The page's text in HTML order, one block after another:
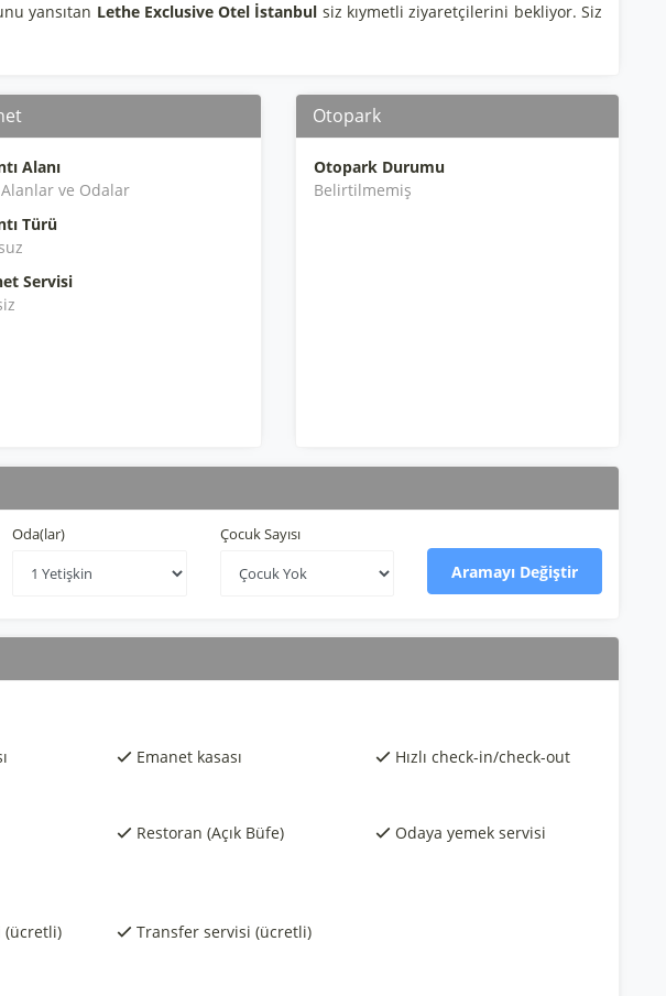
yansıtan Lethe Exclusive Otel İstanbul siz kıymetli ziyaretçilerini bekliyor. Siz
Alanı
ve Odalar
Türü
Servisi
Otopark
Otopark Durumu
Belirtilmemiş
Oda(lar) Çocuk Sayısı
Aramayı Değiştir
Emanet kasası Hızlı check-in/check-out
Restoran (Açık Büfe)
Odaya yemek servisi
(ücretli) Transfer servisi (ücretli)